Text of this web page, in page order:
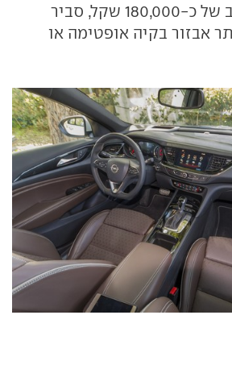
נשארים עם תקציב של כ-180,000 שקל, סביר
אבזור בקיה אופטימה או